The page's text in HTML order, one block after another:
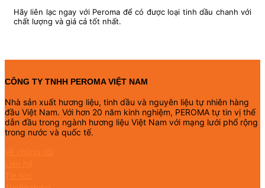
Hãy liên lạc ngay với Peroma để có được loại tinh dầu chanh với
chất lượng và giá cả tốt nhất.
CÔNG TY TNHH PEROMA VIỆT NAM
Nhà sản xuất hương liệu, tinh dầu và nguyên liệu tự nhiên hàng
đầu Việt Nam. Với hơn 20 năm kinh nghiệm, PEROMA tự tin vị thế
dẫn đầu trong ngành hương liệu Việt Nam với mạng lưới phổ rộng
trong nước và quốc tế.